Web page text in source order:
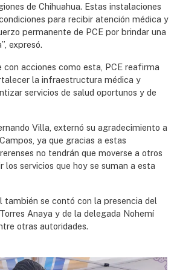
de Chihuahua. Estas instalaciones
para recibir atención médica y
permanente de PCE por brindar una
expresó.
con acciones como esta, PCE reafirma
la infraestructura médica y
servicios de salud oportunos y de
Villa, externó su agradecimiento a
ya que gracias a estas
no tendrán que moverse a otros
los servicios que hoy se suman a esta
también se contó con la presencia del
Anaya y de la delegada Nohemí
otras autoridades.